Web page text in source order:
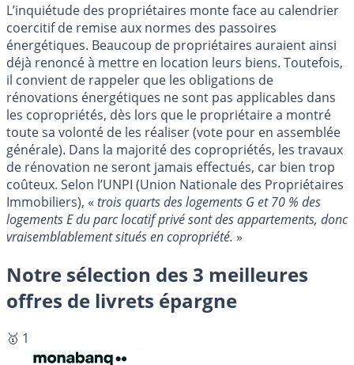
L’inquiétude des propriétaires monte face au calendrier
coercitif de remise aux normes des passoires
énergétiques. Beaucoup de propriétaires auraient ainsi
déjà renoncé à mettre en location leurs biens. Toutefois,
il convient de rappeler que les obligations de
rénovations énergétiques ne sont pas applicables dans
les copropriétés, dès lors que le propriétaire a montré
toute sa volonté de les réaliser (vote pour en assemblée
générale). Dans la majorité des copropriétés, les travaux
de rénovation ne seront jamais effectués, car bien trop
coûteux. Selon l’UNPI (Union Nationale des Propriétaires
Immobiliers), « trois quarts des logements G et 70 % des
logements E du parc locatif privé sont des appartements, donc
vraisemblablement situés en copropriété. »
Notre sélection des 3 meilleures
offres de livrets épargne
🥇 1